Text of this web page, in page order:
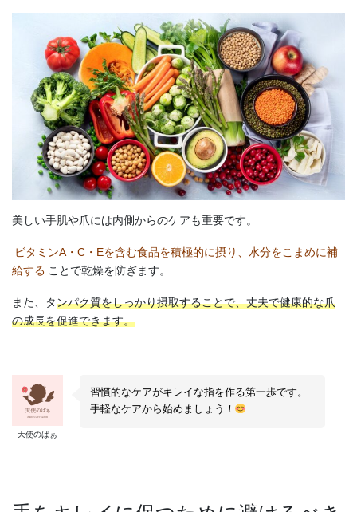
美しい手肌や爪には内側からのケアも重要です。
ビタミンA・C・Eを含む食品を積極的に摂り、水分をこまめに補
給する ことで乾燥を防ぎます。
また、タンパク質をしっかり摂取することで、丈夫で健康的な爪
の成長を促進できます。
天使のぱぁ
習慣的なケアがキレイな指を作る第一歩です。
手軽なケアから始めましょう！